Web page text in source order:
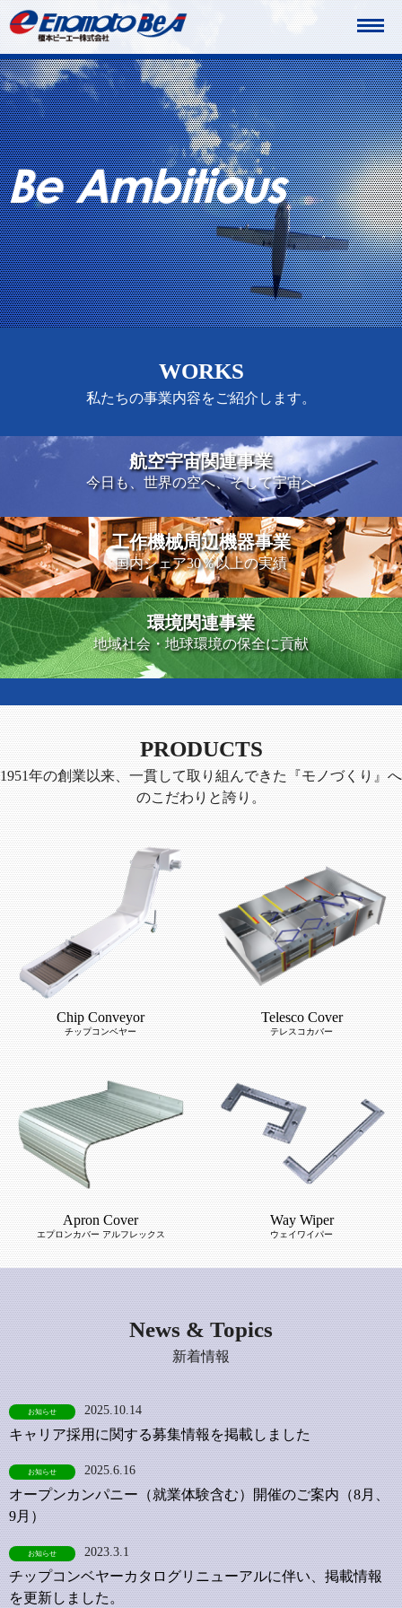
WORKS
私たちの事業内容をご紹介します。
航空宇宙関連事業
今日も、世界の空へ、そして宇宙へ
工作機械周辺機器事業
国内シェア30％以上の実績
環境関連事業
地域社会・地球環境の保全に貢献
PRODUCTS
1951年の創業以来、一貫して取り組んできた『モノづくり』へ
のこだわりと誇り。
Chip Conveyor
チップコンベヤー
Telesco Cover
テレスコカバー
Apron Cover
エプロンカバー アルフレックス
Way Wiper
ウェイワイパー
News & Topics
新着情報
お知らせ 2025.10.14
キャリア採用に関する募集情報を掲載しました
お知らせ 2025.6.16
オープンカンパニー（就業体験含む）開催のご案内（8月、
9月）
お知らせ 2023.3.1
チップコンベヤーカタログリニューアルに伴い、掲載情報
を更新しました。